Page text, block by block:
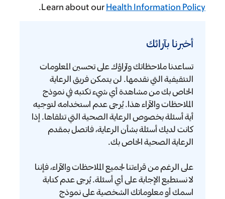
Learn about our Health Information Policy
.
بآرائك
أخبرنا بآرائك
تساعدنا ملاحظاتك وآراؤك على تحسين المعلومات
التثقيفية التي نقدمها. لن يتمكن فريق الرعاية
الخاص بك من مشاهدة أي شيء تكتبه في نموذج
الملاحظات والآراء هذا. يُرجى عدم استخدامه لتوجيه
أية أسئلة بخصوص الرعاية الصحية التي تتلقاها. إذا
كانت لديك أسئلة بشأن الرعاية، فاتصل بمقدم
الرعاية الصحية الخاص بك.
على الرغم من قراءتنا لجميع الملاحظات والآراء، فإننا
لا نستطيع الإجابة على أي أسئلة. يُرجى عدم كتابة
اسمك أو معلوماتك الشخصية على نموذج